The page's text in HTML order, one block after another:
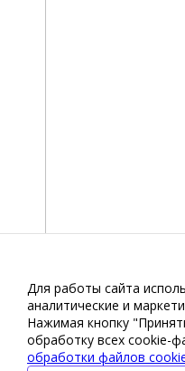
Для работы сайта
аналитические и
Нажимая кнопку
обработку всех cookie-
обработки файлов